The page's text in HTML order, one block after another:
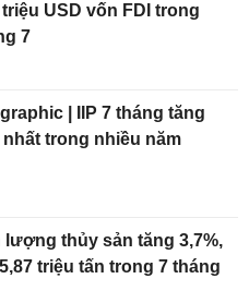
triệu USD vốn FDI trong
7
| IIP 7 tháng tăng
nhất trong nhiều năm
lượng thủy sản tăng 3,7%,
triệu tấn trong 7 tháng